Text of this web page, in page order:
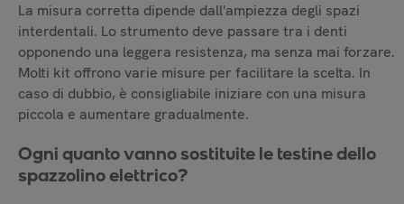
La misura corretta dipende dall'ampiezza degli spazi
interdentali. Lo strumento deve passare tra i denti
opponendo una leggera resistenza, ma senza mai forzare.
Molti kit offrono varie misure per facilitare la scelta. In
caso di dubbio, è consigliabile iniziare con una misura
piccola e aumentare gradualmente.
Ogni quanto vanno sostituite le testine dello
spazzolino elettrico?